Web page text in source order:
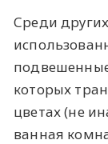
Среди
которых
цветах (не
ванная